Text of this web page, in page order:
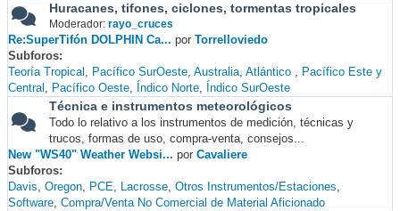
Huracanes, tifones, ciclones, tormentas tropicales
Moderador: rayo_cruces
Re:SuperTifón DOLPHIN Ca... por Torrelloviedo
Subforos
Teoría Tropical
Pacífico SurOeste Australia Atlántico
Pacífico Este y
Central
Pacífico Oeste Índico Norte Índico SurOeste
Técnica e instrumentos meteorológicos
Todo lo relativo a los instrumentos de medición, técnicas y
trucos, formas de uso, compra-venta, consejos...
New "WS40" Weather Websi... por Cavaliere
Subforos
Davis Oregon PCE Lacrosse Otros Instrumentos/Estaciones
Software Compra/Venta No Comercial de Material Aficionado